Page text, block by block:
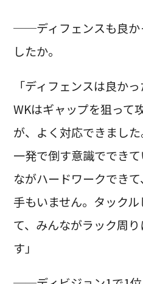
──ディフェンスも良か
したか。
「ディフェンスは良か
WKはギャップを狙って
が、よく対応できまし
一発で倒す意識ででき
ながハードワークでき
手もいません。タック
て、みんながラック周
す」